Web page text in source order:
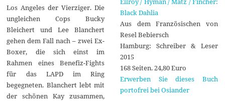
Los Angeles der Vierziger. Die
ungleichen Cops Bucky
Bleichert und Lee Blanchert
gehen dem Fall nach – zwei Ex-
Boxer, die sich einst im
Rahmen eines Benefiz-Fights
für das LAPD im Ring
begegneten. Blanchert lebt mit
der schönen Kay zusammen,
Black Dahlia
Aus dem Französischen von
Resel Bebiersch
Hamburg: Schreiber & Leser
2015
168 Seiten. 24,80 Euro
Erwerben Sie dieses Buch
portofrei bei Osiander